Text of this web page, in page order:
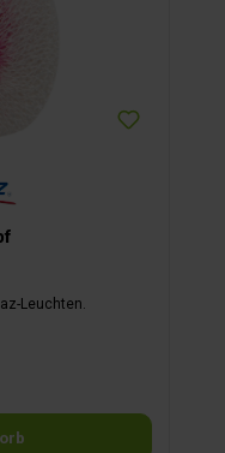
Leuchten.